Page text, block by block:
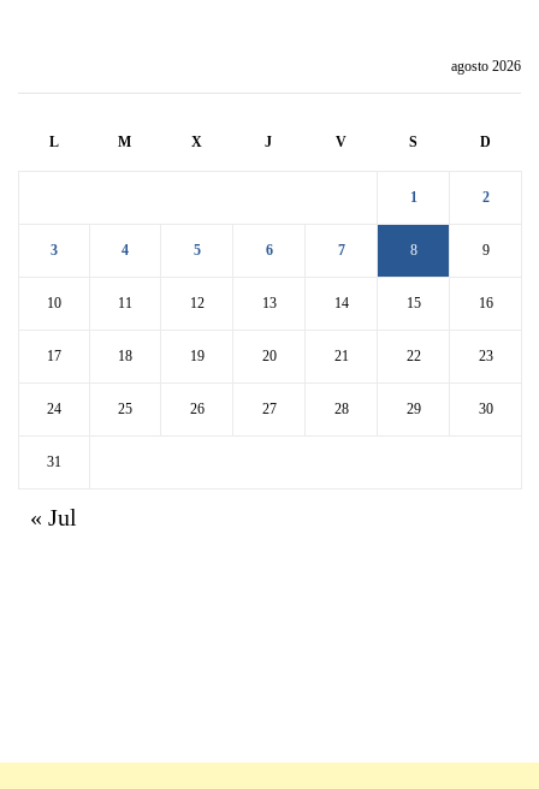
agosto 2026
L M X J V S D
1 2
3 4 5 6 7 8 9
10 11 12 13 14 15 16
17 18 19 20 21 22 23
24 25 26 27 28 29 30
31
« Jul